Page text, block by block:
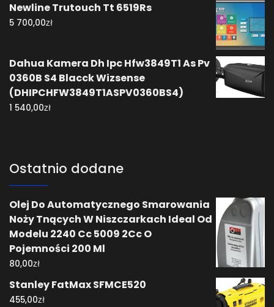
Newline Trutouch Tt 6519Rs
5 700,00zł
Dahua Kamera Dh Ipc Hfw3849T1 As Pv
0360B S4 Blacck Wizsense
(DHIPCHFW3849T1ASPV0360BS4)
1 540,00zł
Ostatnio dodane
Olej Do Automatycznego Smarowania
Noży Tnących W Niszczarkach Ideal Od
Modelu 2240 Cc 5009 2Cc O
Pojemności 200 Ml
80,00zł
Stanley FatMax SFMCE520
455,00zł